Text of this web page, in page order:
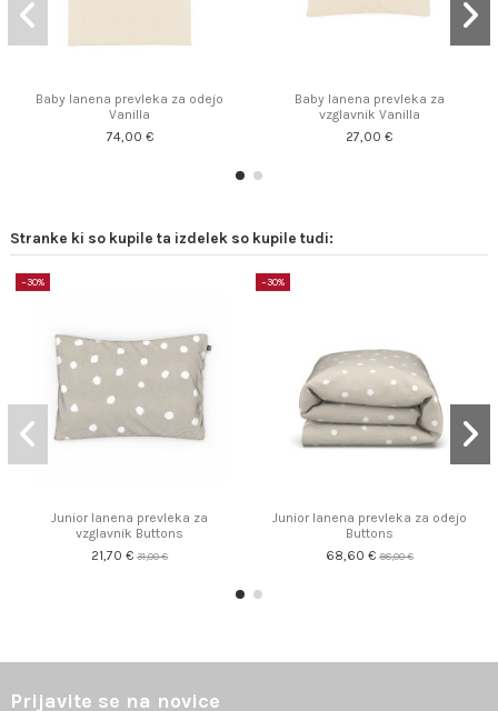
Baby lanena prevleka za odejo
Vanilla
74,00 €
Baby lanena prevleka za
vzglavnik Vanilla
27,00 €
Stranke ki so kupile ta izdelek so kupile tudi:
−30%
Junior lanena prevleka za
vzglavnik Buttons
21,70 €31,00 €
−30%
Junior lanena prevleka za odejo
Buttons
68,60 € 98,00 €
Prijavite se na novice